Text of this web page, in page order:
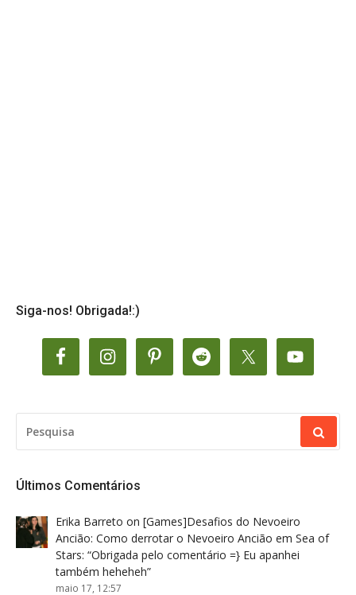
Siga-nos! Obrigada!:)
POR:
Últimos Comentários
Erika Barreto on [Games]Desafios do Nevoeiro
Ancião: Como derrotar o Nevoeiro Ancião em Sea of
Stars: “Obrigada pelo comentário =} Eu apanhei
também heheheh”
maio 17, 12:57